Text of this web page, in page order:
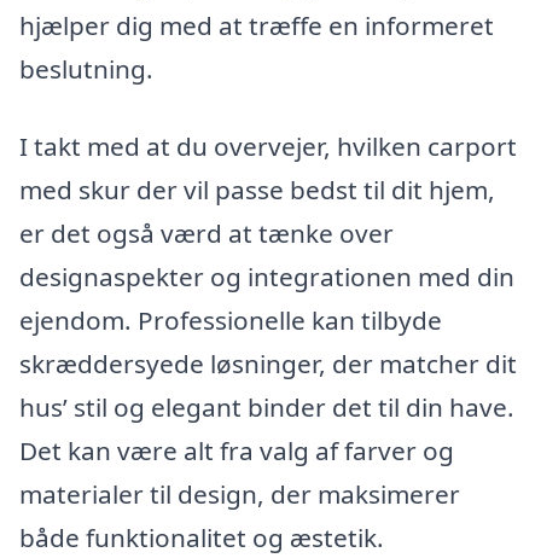
hjælper dig med at træffe en informeret
beslutning.
I takt med at du overvejer, hvilken carport
med skur der vil passe bedst til dit hjem,
er det også værd at tænke over
designaspekter og integrationen med din
ejendom. Professionelle kan tilbyde
skræddersyede løsninger, der matcher dit
hus’ stil og elegant binder det til din have.
Det kan være alt fra valg af farver og
materialer til design, der maksimerer
både funktionalitet og æstetik.